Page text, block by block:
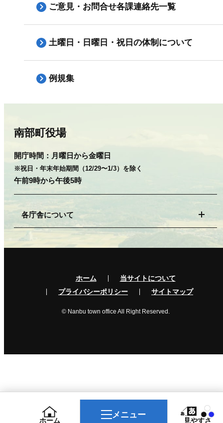
ホーム
メニュー
見やすさ
ご意見・お問合せ各課連絡先一覧
土曜日・日曜日・祝日の体制について
例規集
南部町役場
開庁時間： 月曜日から金曜日
※祝日・年末年始期間（12/29〜1/3）を除く
午前9時から午後5時
各庁舎について
ホーム
当サイトについて
プライバシーポリシー
サイトマップ
© Nanbu town office All Right Reserved.